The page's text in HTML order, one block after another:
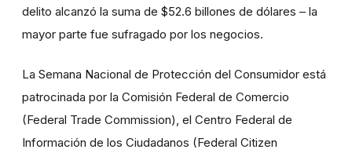
delito alcanzó la suma de $52.6 billones de dólares – la
mayor parte fue sufragado por los negocios.
La Semana Nacional de Protección del Consumidor está
patrocinada por la Comisión Federal de Comercio
(Federal Trade Commission), el Centro Federal de
Información de los Ciudadanos (Federal Citizen